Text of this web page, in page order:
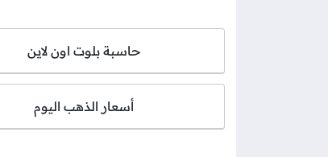
حاسبة بلوت اون لاين
أسعار الذهب اليوم